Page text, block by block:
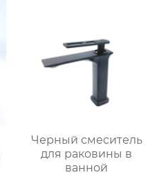
Черный смеситель
для раковины в
ванной